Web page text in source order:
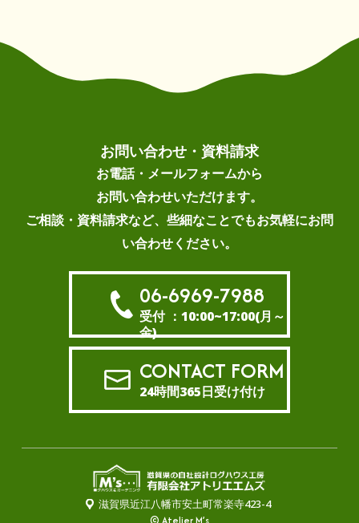
お問い合わせ・資料請求
お電話・メールフォームから
お問い合わせいただけます。
ご相談・資料請求など、些細なことでもお気軽にお問
い合わせください。
06-6969-7988
受付 ：10:00~17:00(月～
金)
CONTACT FORM
24時間365日受け付け
滋賀県近江八幡市安土町常楽寺423-4
© Atelier M’s